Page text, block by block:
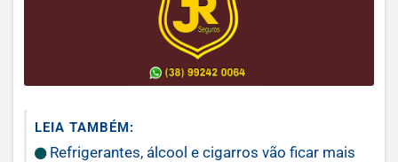
LEIA TAMBÉM:
Refrigerantes, álcool e cigarros vão ficar mais